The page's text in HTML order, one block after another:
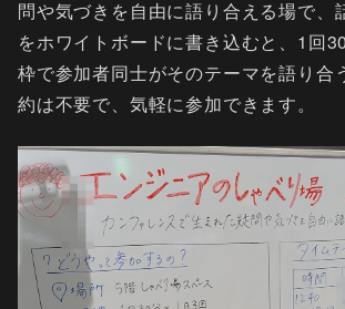
問や気づきを自由に語り合える場で、
をホワイトボードに書き込むと、1回
枠で参加者同士がそのテーマを語り合
約は不要で、気軽に参加できます。